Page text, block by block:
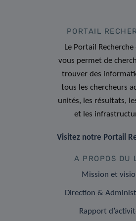
PORTAIL
Le Portail Recherche
vous permet de
trouver des
tous les chercheurs
unités, les résultats,
et les
Visitez notre Portail
A PROPOS DU
Mission et
Direction &
Rapport